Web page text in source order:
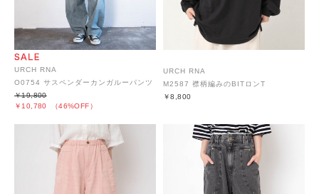
URCH RNA
O0754 サスペンダーカンガルーパンツ
￥10,780 （46%OFF）
￥19,800
URCH RNA
M2587 襟柄編みのBITロンT
￥8,800